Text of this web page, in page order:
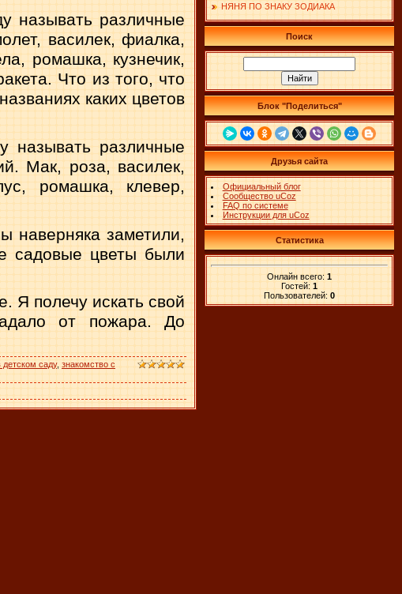
называть различные
василек, фиалка,
ромашка, кузнечик,
Что из того, что
каких цветов
называть различные
Мак, роза, василек,
ромашка, клевер,
наверняка заметили,
садовые цветы были
Я полечу искать свой
от пожара. До
детском саду, знакомство с
НЯНЯ ПО ЗНАКУ ЗОДИАКА
Поиск
Блок "Поделиться"
Друзья сайта
Официальный блог
Сообщество uCoz
FAQ по системе
Инструкции для uCoz
Статистика
Онлайн всего: 1
Гостей: 1
Пользователей: 0